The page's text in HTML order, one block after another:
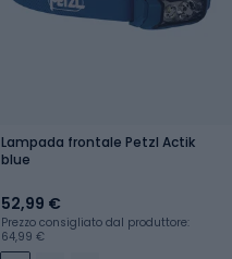
Lampada frontale Petzl Actik
blue
52,99 €
Prezzo consigliato dal produttore:
64,99 €